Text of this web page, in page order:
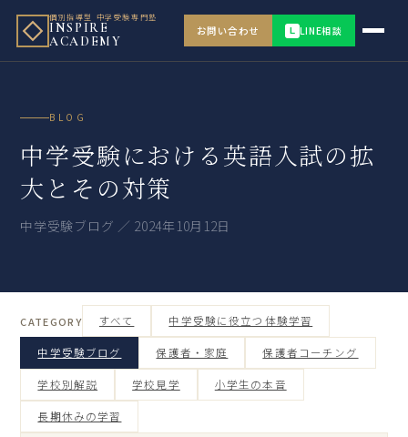
個別指導型 中学受験専門塾
INSPIRE
ACADEMY
お問い合わせ L LINE相談
BLOG
中学受験における英語入試の拡
大とその対策
中学受験ブログ ／ 2024年10月12日
CATEGORY すべて 中学受験に役立つ体験学習
中学受験ブログ 保護者・家庭 保護者コーチング
学校別解説 学校見学 小学生の本音
長期休みの学習